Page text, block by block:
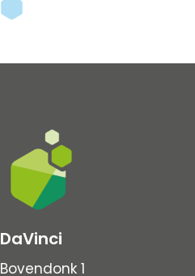
DaVinci
Bovendonk 1